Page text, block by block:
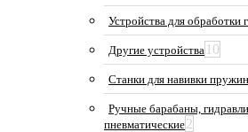
Устройства для обработки
Другие устройства 10
Станки для навивки пружин
Ручные барабаны,
пневматические2